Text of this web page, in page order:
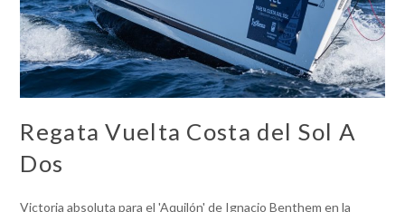
Regata Vuelta Costa del Sol A
Dos
Victoria absoluta para el 'Aquilón' de Ignacio Benthem en la